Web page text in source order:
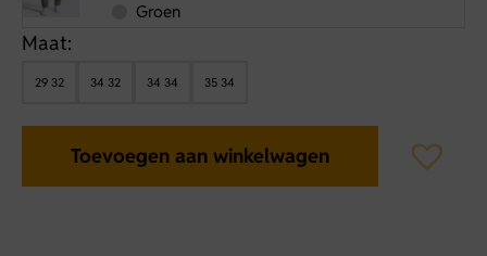
Groen
Maat:
29 32 34 32 34 34 35 34
Toevoegen aan winkelwagen